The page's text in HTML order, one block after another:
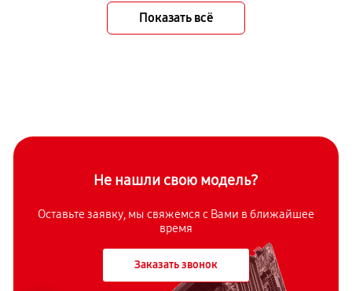
Показать всё
Не нашли свою модель?
Оставьте заявку, мы свяжемся с Вами в ближайшее
время
Заказать звонок